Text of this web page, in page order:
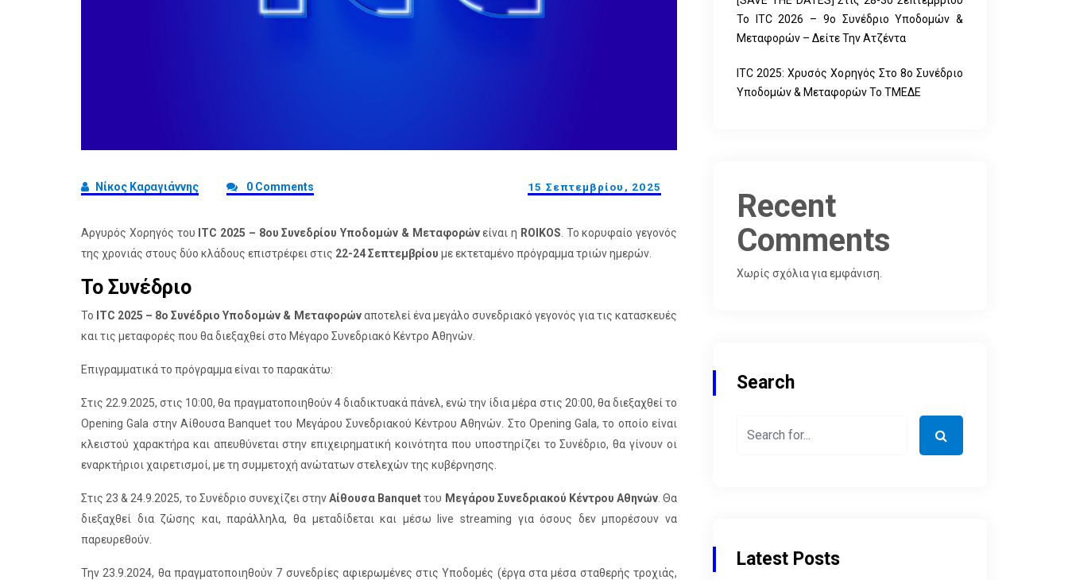
Νίκος Καραγιάννης 0 Comments 15 Σεπτεμβρίου, 2025
Αργυρός Χορηγός του ITC 2025 – 8ου Συνεδρίου Υποδομών & Μεταφορώνείναι η ROIKOS . Το κορυφαίο γεγονός
της χρονιάς στους δύο κλάδους επιστρέφει στις 22-24 Σεπτεμβρίου με εκτεταμένο πρόγραμμα τριών ημερών.
Το Συνέδριο
To ITC 2025 – 8ο Συνέδριο Υποδομών & Μεταφορώναποτελεί ένα μεγάλο συνεδριακό γεγονός για τις κατασκευές
και τις μεταφορές που θα διεξαχθεί στο Μέγαρο Συνεδριακό Κέντρο Αθηνών.
Επιγραμματικά το πρόγραμμα είναι το παρακάτω:
Στις 22.9.2025, στις 10:00, θα πραγματοποιηθούν 4 διαδικτυακά πάνελ, ενώ την ίδια μέρα στις 20:00, θα διεξαχθεί το
Opening Gala στην Αίθουσα Banquet του Μεγάρου Συνεδριακού Κέντρου Αθηνών. Στο Opening Gala, το οποίο είναι
κλειστού χαρακτήρα και απευθύνεται στην επιχειρηματική κοινότητα που υποστηρίζει το Συνέδριο, θα γίνουν οι
εναρκτήριοι χαιρετισμοί, με τη συμμετοχή ανώτατων στελεχών της κυβέρνησης.
Στις 23 & 24.9.2025, το Συνέδριο συνεχίζει στηνΑίθουσα Banquetτου Μεγάρου Συνεδριακού Κέντρου Αθηνών. Θα
διεξαχθεί δια ζώσης και, παράλληλα, θα μεταδίδεται και μέσω live streaming για όσους δεν μπορέσουν να
παρευρεθούν.
Την 23.9.2024, θα πραγματοποιηθούν 7 συνεδρίες αφιερωμένες στις Υποδομές (έργα στα μέσα σταθερής τροχιάς,
Το ITC 2026 – 9ο Συνέδριο Υποδομών &
Μεταφορών – Δείτε Την Ατζέντα
ITC 2025: Χρυσός Χορηγός Στο 8ο Συνέδριο
Υποδομών & Μεταφορών Το ΤΜΕΔΕ
Recent
Comments
Χωρίς σχόλια για εμφάνιση.
Search
Latest Posts